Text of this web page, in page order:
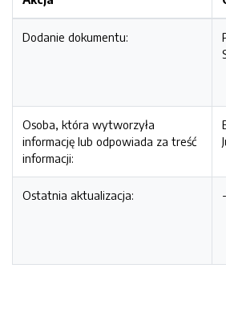
Dodanie dokumentu:
Osoba, która wytworzyła
informację lub odpowiada za treść
informacji:
Ostatnia aktualizacja: -